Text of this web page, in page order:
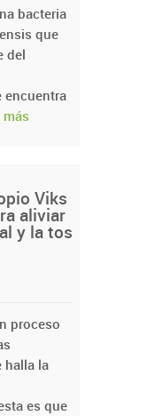
bacteria
que
del
encuentra
más
Viks
aliviar
y la tos
proceso
halla la
es que